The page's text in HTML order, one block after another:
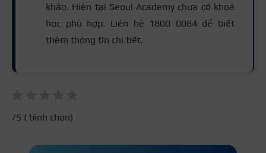
khảo. Hiện tại Seoul Academy chưa có khoá
học phù hợp. Liên hệ 1800 0084 để biết
thêm thông tin chi tiết.
/5 ( bình chọn)